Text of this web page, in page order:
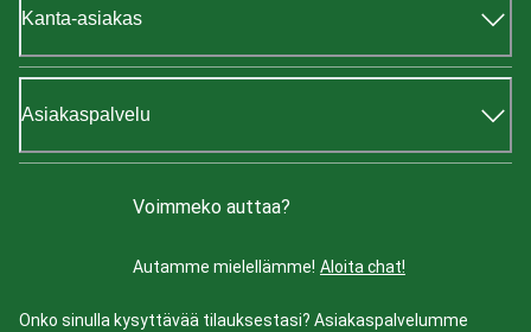
Kanta-asiakas
Asiakaspalvelu
Voimmeko auttaa?
Autamme mielellämme! Aloita chat!
Onko sinulla kysyttävää tilauksestasi? Asiakaspalvelumme